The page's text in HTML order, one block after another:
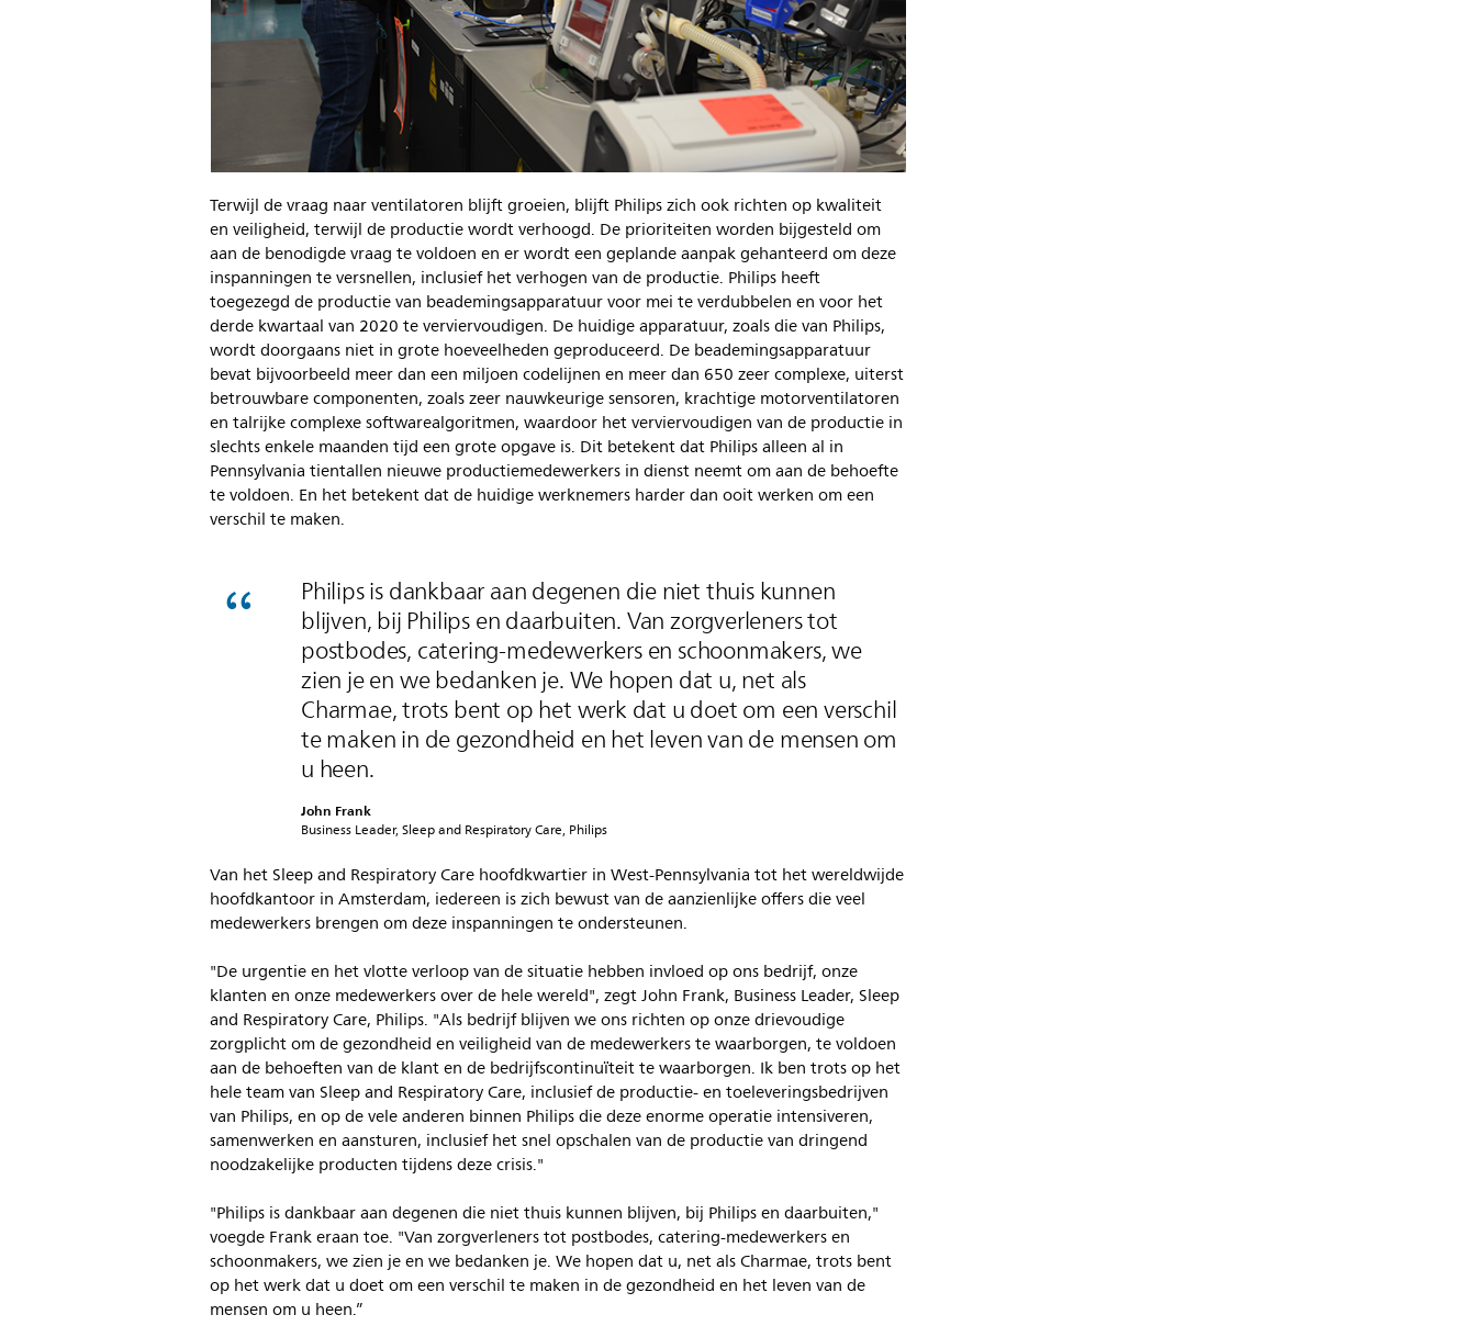
Terwijl de vraag naar ventilatoren blijft groeien, blijft Philips zich ook richten op kwaliteit
en veiligheid, terwijl de productie wordt verhoogd. De prioriteiten worden bijgesteld om
aan de benodigde vraag te voldoen en er wordt een geplande aanpak gehanteerd om deze
inspanningen te versnellen, inclusief het verhogen van de productie. Philips heeft
toegezegd de productie van beademingsapparatuur voor mei te verdubbelen en voor het
derde kwartaal van 2020 te verviervoudigen. De huidige apparatuur, zoals die van Philips,
wordt doorgaans niet in grote hoeveelheden geproduceerd. De beademingsapparatuur
bevat bijvoorbeeld meer dan een miljoen codelijnen en meer dan 650 zeer complexe, uiterst
betrouwbare componenten, zoals zeer nauwkeurige sensoren, krachtige motorventilatoren
en talrijke complexe softwarealgoritmen, waardoor het verviervoudigen van de productie in
slechts enkele maanden tijd een grote opgave is. Dit betekent dat Philips alleen al in
Pennsylvania tientallen nieuwe productiemedewerkers in dienst neemt om aan de behoefte
te voldoen. En het betekent dat de huidige werknemers harder dan ooit werken om een
verschil te maken.
Philips is dankbaar aan degenen die niet thuis kunnen
blijven, bij Philips en daarbuiten. Van zorgverleners tot
postbodes, catering-medewerkers en schoonmakers, we
zien je en we bedanken je. We hopen dat u, net als
Charmae, trots bent op het werk dat u doet om een verschil
te maken in de gezondheid en het leven van de mensen om
u heen.
John Frank
Business Leader, Sleep and Respiratory Care, Philips
Van het Sleep and Respiratory Care hoofdkwartier in West-Pennsylvania tot het wereldwijde
hoofdkantoor in Amsterdam, iedereen is zich bewust van de aanzienlijke offers die veel
medewerkers brengen om deze inspanningen te ondersteunen.
"De urgentie en het vlotte verloop van de situatie hebben invloed op ons bedrijf, onze
klanten en onze medewerkers over de hele wereld", zegt John Frank, Business Leader, Sleep
and Respiratory Care, Philips. "Als bedrijf blijven we ons richten op onze drievoudige
zorgplicht om de gezondheid en veiligheid van de medewerkers te waarborgen, te voldoen
aan de behoeften van de klant en de bedrijfscontinuïteit te waarborgen. Ik ben trots op het
hele team van Sleep and Respiratory Care, inclusief de productie- en toeleveringsbedrijven
van Philips, en op de vele anderen binnen Philips die deze enorme operatie intensiveren,
samenwerken en aansturen, inclusief het snel opschalen van de productie van dringend
noodzakelijke producten tijdens deze crisis."
"Philips is dankbaar aan degenen die niet thuis kunnen blijven, bij Philips en daarbuiten,"
voegde Frank eraan toe. "Van zorgverleners tot postbodes, catering-medewerkers en
schoonmakers, we zien je en we bedanken je. We hopen dat u, net als Charmae, trots bent
op het werk dat u doet om een verschil te maken in de gezondheid en het leven van de
mensen om u heen.”